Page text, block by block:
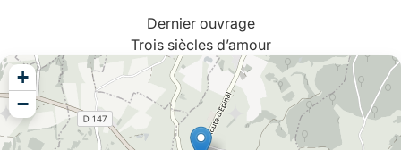
Dernier ouvrage
Trois siècles d’amour
+
−